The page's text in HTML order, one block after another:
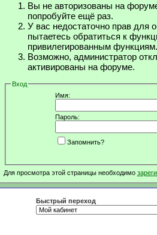
Вы не авторизованы на
попробуйте ещё раз.
У вас недостаточно прав для
пытаетесь обратиться к
привилегированным функциям.
Возможно, администратор
активированы на форуме.
Вход
Имя:
Пароль:
Запомнить?
Для просмотра этой страницы необходимо
Быстрый переход